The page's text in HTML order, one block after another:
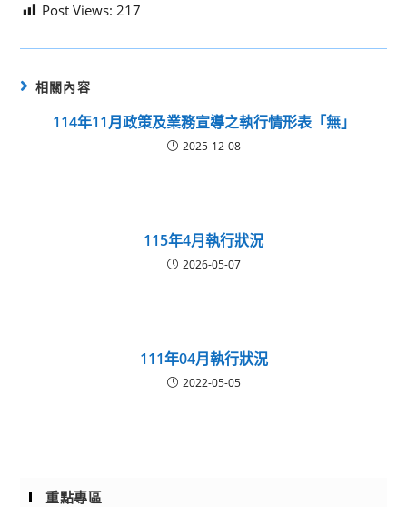
Post Views: 217
相關內容
114年11月政策及業務宣導之執行情形表「無」
2025-12-08
115年4月執行狀況
2026-05-07
111年04月執行狀況
2022-05-05
重點專區